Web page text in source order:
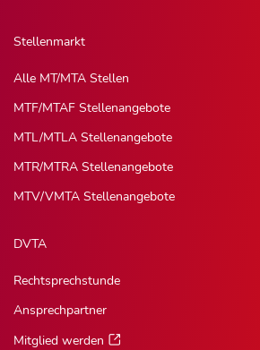
Stellenmarkt
Alle MT/MTA Stellen
MTF/MTAF Stellenangebote
MTL/MTLA Stellenangebote
MTR/MTRA Stellenangebote
MTV/VMTA Stellenangebote
DVTA
Rechtsprechstunde
Ansprechpartner
Mitglied werden